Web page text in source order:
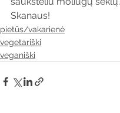
Skanaus!
pietūs/vakarienė
vegetariški
veganiški